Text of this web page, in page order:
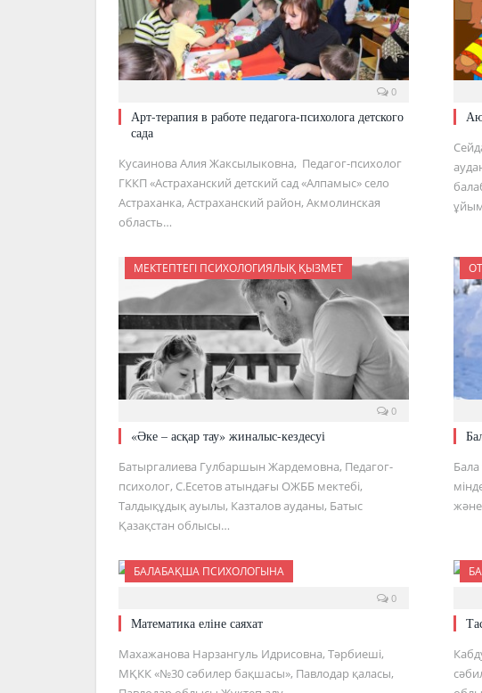
0
Арт-терапия в работе педагога-психолога детского
сада
Кусаинова Алия Жаксылыковна, Педагог-психолог
ГККП «Астраханский детский сад «Алпамыс» село
Астраханка, Астраханский район, Акмолинская
область…
МЕКТЕПТЕГІ ПСИХОЛОГИЯЛЫҚ ҚЫЗМЕТ
0
«Әке – асқар тау» жиналыс-кездесуі
Батыргалиева Гулбаршын Жардемовна, Педагог-
психолог, С.Есетов атындағы ОЖББ мектебі,
Талдықұдық ауылы, Казталов ауданы, Батыс
Қазақстан облысы…
БАЛАБАҚША ПСИХОЛОГЫНА
0
Математика еліне саяхат
Махажанова Нарзангуль Идрисовна, Тәрбиеші,
МҚКК «№30 сәбилер бақшасы», Павлодар қаласы,